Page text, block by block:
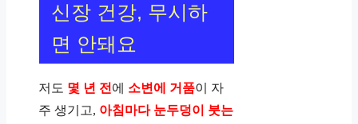
신장 건강, 무시하
면 안돼요
저도 몇 년 전 에 소변에 거품이 자
주 생기고, 아침마다 눈두덩이 붓는